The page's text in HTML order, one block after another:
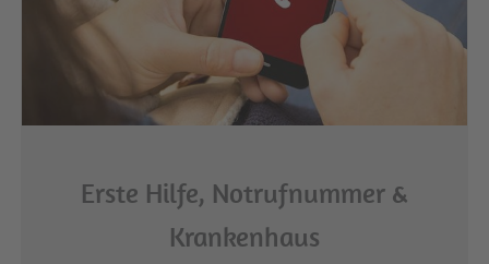
Erste Hilfe, Notrufnummer &
Krankenhaus